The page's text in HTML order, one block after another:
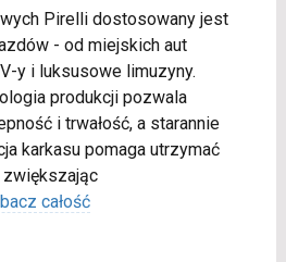
Pirelli dostosowany jest
- od miejskich aut
y i luksusowe limuzyny.
produkcji pozwala
i trwałość, a starannie
karkasu pomaga utrzymać
zwiększając
całość